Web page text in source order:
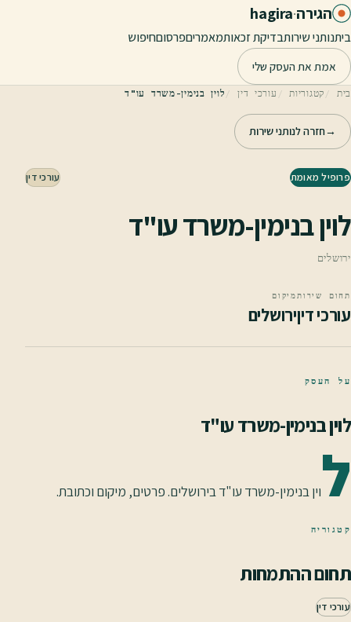
דלג לתוכן הראשי
הגירה·
hagira
ביתנותני שירותבדיקת זכאותמאמריםפרסוםחיפוש
אמת את העסק שלי
בית קטגוריות עורכי דין לוין בנימין-משרד עו"ד
→חזרה לנותני שירות
פרופיל מאומת עורכי דין
לוין בנימין-משרד עו"ד
ירושלים
תחום שירות
עורכי דין
מיקום
ירושלים
על העסק
לוין בנימין-משרד עו"ד
לוין בנימין-משרד עו"ד בירושלים. פרטים, מיקום וכתובת.
קטגוריה
תחום ההתמחות
עורכי דין